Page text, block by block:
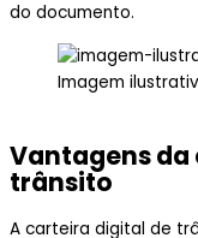
do documento.
Imagem
Vantagens
trânsito
A carteira digital de